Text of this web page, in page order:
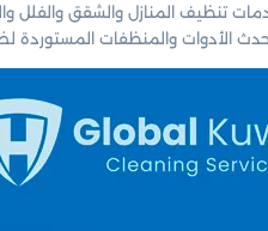
تنظيف المنازل والشقق والفلل
أحدث الأدوات والمنظفات